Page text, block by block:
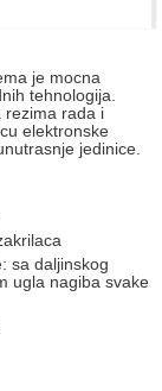
je mocna
tehnologija.
rezima rada i
elektronske
jedinice.
sa daljinskog
ugla nagiba svake